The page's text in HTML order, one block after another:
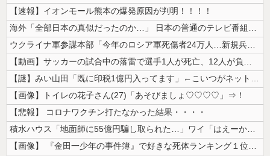
【速報】イオンモール熊本の爆発原因が判明！！！！
海外「全部日本の真似だったのか…」 日本の普通のテレビ番組が最新SNS...
ウクライナ軍参謀本部「今年のロシア軍死傷者24万人…新規兵力の募集規模...
【動画】サッカーの試合中の落雷で選手1人が死亡、12人が負傷した事故。
【謎】みい山田「既に印税1億円入ってます」←こいつがネットの叩き程度に...
【画像】トイレの花子さん(27)「あそびましょ♡♡♡♡」⇒！
【悲報】 コロナワクチン打たなかった結果・・・・
積水ハウス「地面師に55億円騙し取られた…」ワイ「はえーかわいそう…会...
【画像】 『金田一少年の事件簿』で好きな死体ランキング１位がこちら！